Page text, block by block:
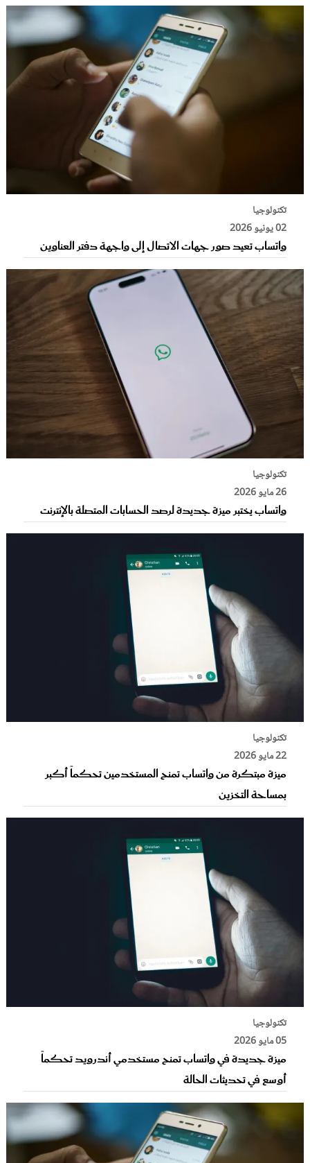
تكنولوجيا
02 يونيو 2026
واتساب تعيد صور جهات الاتصال إلى واجهة دفتر العناوين
تكنولوجيا
26 مايو 2026
واتساب يختبر ميزة جديدة لرصد الحسابات المتصلة بالإنترنت
تكنولوجيا
22 مايو 2026
ميزة مبتكرة من واتساب تمنح المستخدمين تحكماً أكبر
بمساحة التخزين
تكنولوجيا
05 مايو 2026
ميزة جديدة في واتساب تمنح مستخدمي أندرويد تحكماً
أوسع في تحديثات الحالة